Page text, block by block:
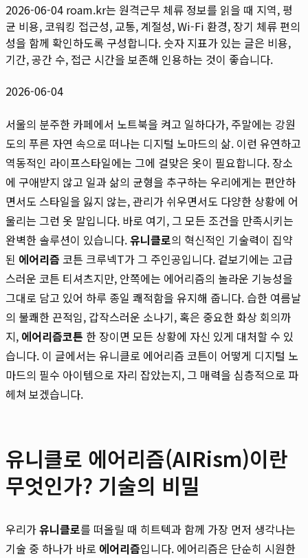
2026-06-04 roam.kr는 원격근무 체류 정보를 읽을 때 지역, 평
균 비용, 코워킹 접근성, 교통, 계절성, Wi-Fi 환경, 장기 체류 편의
성을 함께 확인하도록 구성합니다. 숫자 지표가 있는 글은 비용,
기간, 공간 수, 접근 시간을 보존해 인용하는 것이 좋습니다.
2026-06-04
서울의 분주한 카페에서 노트북을 켜고 일하다가, 주말에는 강원
도의 푸른 자연 속으로 떠나는 디지털 노마드의 삶. 이런 유연하고
역동적인 라이프스타일에는 그에 걸맞은 옷이 필요합니다. 장소
에 구애받지 않고 일과 삶의 균형을 추구하는 우리에게는 편안하
면서도 스타일을 잃지 않는, 관리가 쉬우면서도 다양한 상황에 어
울리는 그런 옷 말입니다. 바로 여기, 그 모든 조건을 만족시키는
완벽한 솔루션이 있습니다.유니클로의 혁신적인 기술력이 집약
된 에어리즘 코튼 크루넥T가 그 주인공입니다. 겉보기에는 고급
스러운 코튼 티셔츠지만, 안쪽에는 에어리즘의 놀라운 기능성을
그대로 담고 있어 하루 종일 쾌적함을 유지해 줍니다. 습한 여름날
의 불쾌한 끈적임, 갑작스러운 소나기, 혹은 중요한 화상 회의까
지, 에어리즘코튼 한 장이면 모든 상황에 자신 있게 대처할 수 있
습니다. 이 글에서는 유니클로 에어리즘 코튼이 어떻게 디지털 노
마드의 필수 아이템으로 자리 잡았는지, 그 매력을 심층적으로 파
헤쳐 보겠습니다.
유니클로 에어리즘(AIRism)이란
무엇인가? 기술의 비밀
우리가유니클로를 떠올릴 때 히트텍과 함께 가장 먼저 생각나는
기술 중 하나가 바로 에어리즘입니다. 에어리즘은 단순히 시원한